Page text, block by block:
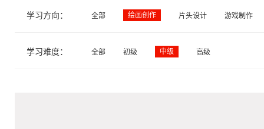
学习方向： 全部 绘画创作 片头设计 游戏制作
学习难度： 全部 初级 中级 高级